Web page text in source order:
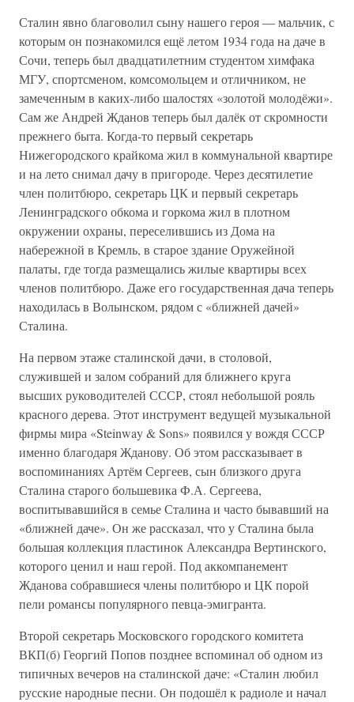
Сталин явно благоволил сыну нашего героя — мальчик, с
которым он познакомился ещё летом 1934 года на даче в
Сочи, теперь был двадцатилетним студентом химфака
МГУ, спортсменом, комсомольцем и отличником, не
замеченным в каких-либо шалостях «золотой молодёжи».
Сам же Андрей Жданов теперь был далёк от скромности
прежнего быта. Когда-то первый секретарь
Нижегородского крайкома жил в коммунальной квартире
и на лето снимал дачу в пригороде. Через десятилетие
член политбюро, секретарь ЦК и первый секретарь
Ленинградского обкома и горкома жил в плотном
окружении охраны, переселившись из Дома на
набережной в Кремль, в старое здание Оружейной
палаты, где тогда размещались жилые квартиры всех
членов политбюро. Даже его государственная дача теперь
находилась в Волынском, рядом с «ближней дачей»
Сталина.
На первом этаже сталинской дачи, в столовой,
служившей и залом собраний для ближнего круга
высших руководителей СССР, стоял небольшой рояль
красного дерева. Этот инструмент ведущей музыкальной
фирмы мира «Steinway & Sons» появился у вождя СССР
именно благодаря Жданову. Об этом рассказывает в
воспоминаниях Артём Сергеев, сын близкого друга
Сталина старого большевика Ф.А. Сергеева,
воспитывавшийся в семье Сталина и часто бывавший на
«ближней даче». Он же рассказал, что у Сталина была
большая коллекция пластинок Александра Вертинского,
которого ценил и наш герой. Под аккомпанемент
Жданова собравшиеся члены политбюро и ЦК порой
пели романсы популярного певца-эмигранта.
Второй секретарь Московского городского комитета
ВКП(б) Георгий Попов позднее вспоминал об одном из
типичных вечеров на сталинской даче: «Сталин любил
русские народные песни. Он подошёл к радиоле и начал